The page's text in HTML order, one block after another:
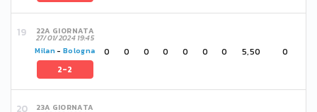
22A GIORNATA
27/01/2024 19:45
Milan-Bologna
2-2
0 0 0 0 0 0 0 5,50 0
23A GIORNATA